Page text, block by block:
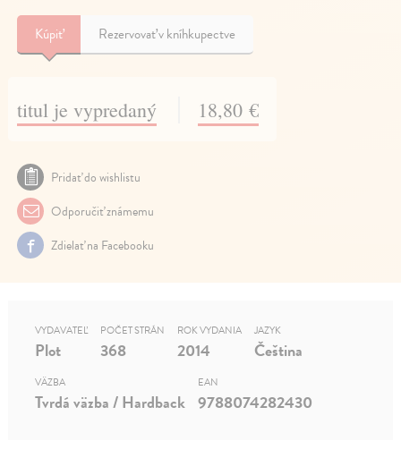
Kúpiť Rezervovať v kníhkupectve
titul je vypredaný 18,80 €
Pridať do wishlistu
Odporučiť známemu
Zdielať na Facebooku
VYDAVATEĽ
Plot
POČET STRÁN
368
ROK VYDANIA
2014
JAZYK
Čeština
VÄZBA
Tvrdá väzba / Hardback
EAN
9788074282430